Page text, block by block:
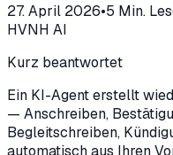
27. April 2026•5 Min.
HVNH AI
Kurz beantwortet
Ein KI-Agent erstellt
— Anschreiben,
Begleitschreiben,
automatisch aus Ihren